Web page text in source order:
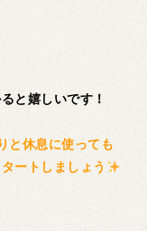
と嬉しいです！
と休息に使っても
ートしましょう